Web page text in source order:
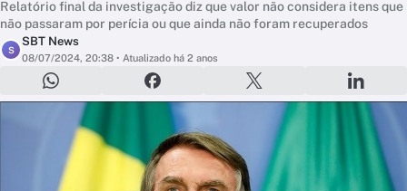
Relatório final da investigação diz que valor não considera itens que
não passaram por perícia ou que ainda não foram recuperados
S
SBT News
08/07/2024, 20:38 • Atualizado há 2 anos